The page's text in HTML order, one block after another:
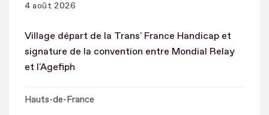
4 août 2026
Village départ de la Trans' France Handicap et
signature de la convention entre Mondial Relay
et l'Agefiph
Hauts-de-France